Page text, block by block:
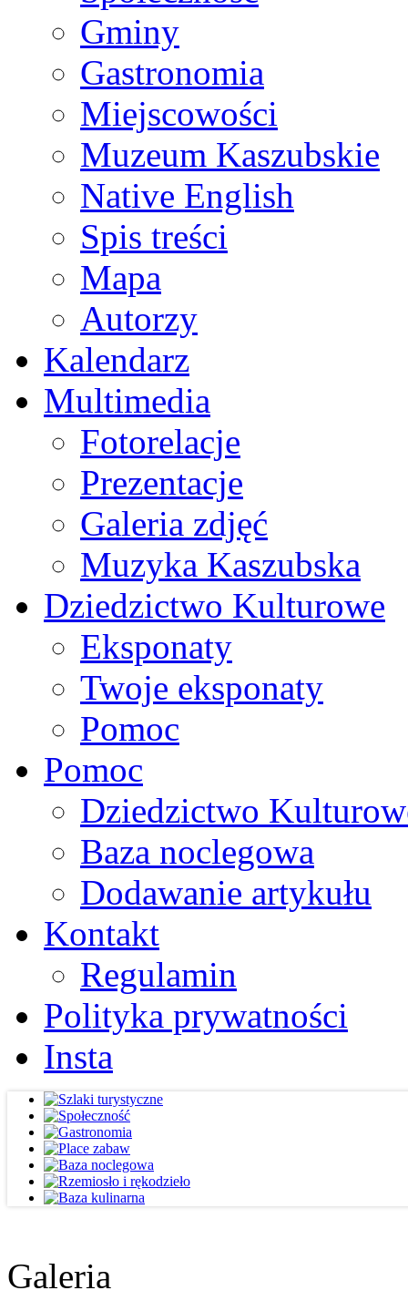
Gminy
Gastronomia
Miejscowości
Muzeum Kaszubskie
Native English
Spis treści
Mapa
Autorzy
Kalendarz
Multimedia
Fotorelacje
Prezentacje
Galeria zdjęć
Muzyka Kaszubska
Dziedzictwo Kulturowe
Eksponaty
Twoje eksponaty
Pomoc
Pomoc
Dziedzictwo
Baza noclegowa
Dodawanie artykułu
Kontakt
Regulamin
Polityka prywatności
Insta
Galeria